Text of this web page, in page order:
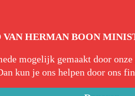
VAN HERMAN BOON
mogelijk gemaakt door onze
kun je ons helpen door ons